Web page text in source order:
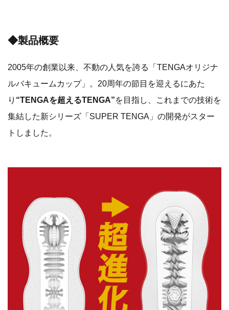
◆製品概要
2005年の創業以来、不動の人気を誇る「TENGAオリジナ
ルバキュームカップ」。20周年の節目を迎えるにあた
り “TENGAを超えるTENGA”を目指し、これまでの技術を
集結した新シリーズ「SUPER TENGA」の開発がスター
トしました。